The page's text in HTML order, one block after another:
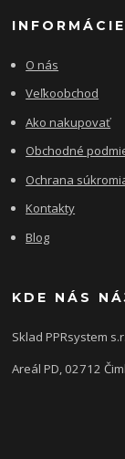
O nás
Veľkoobchod
Ako nakupovať
Obchodné
Ochrana
Kontakty
Blog
KDE NÁS
Sklad PPRsystem
Areál PD, 02712